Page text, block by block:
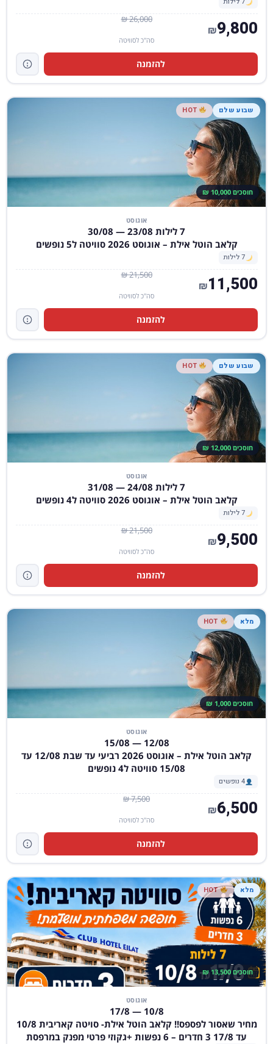
26,000 ₪ 9,800
₪
סה"כ לסוויטה
להזמנה
שבוע שלם
חוסכים 10,000 ₪
אוגוסט
7 לילות 23/08 — 30/08
קלאב הוטל אילת – אוגוסט 2026 סוויטה ל5 נופשים
7 לילות
21,500 ₪ 11,500
₪
סה"כ לסוויטה
להזמנה
שבוע שלם
חוסכים 12,000 ₪
אוגוסט
7 לילות 24/08 — 31/08
קלאב הוטל אילת – אוגוסט 2026 סוויטה ל4 נופשים
7 לילות
21,500 ₪ 9,500
₪
סה"כ לסוויטה
להזמנה
מלא
חוסכים 1,000 ₪
אוגוסט
12/08 — 15/08
קלאב הוטל אילת – אוגוסט 2026 רביעי עד שבת 12/08 עד
15/08 סוויטה ל4 נופשים
4 נופשים
7,500 ₪ 6,500
₪
סה"כ לסוויטה
להזמנה
מלא HOT
חוסכים 13,500 ₪
אוגוסט
10/8 — 17/8
מחיר שאסור לפספס!! קלאב הוטל אילת- סויטה קאריבית 10/8
עד 17/8 3 חדרים – 6 נפשות +גקוזי פרטי מפנק במרפסת